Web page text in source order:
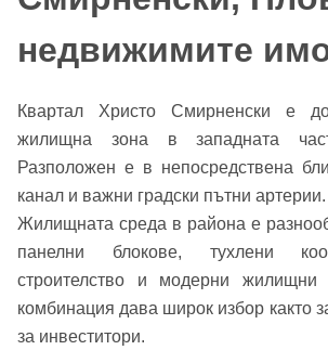
недвижимите
Квартал Христо Смирненски е
жилищна зона в западната
Разположен е в непосредствена
канал и важни градски пътни артерии.
Жилищната среда в района е
панелни блокове, тухлени
строителство и модерни жилищни
комбинация дава широк избор както
за инвеститори.